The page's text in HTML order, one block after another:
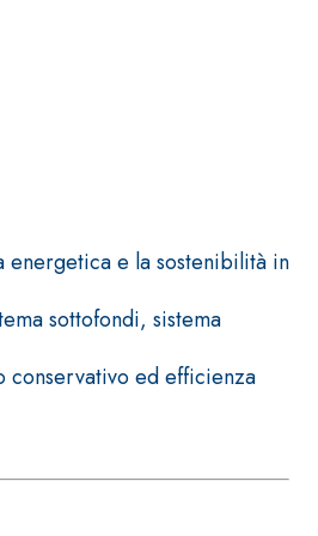
energetica e la sostenibilità in
sottofondi, sistema
conservativo ed efficienza
per interni